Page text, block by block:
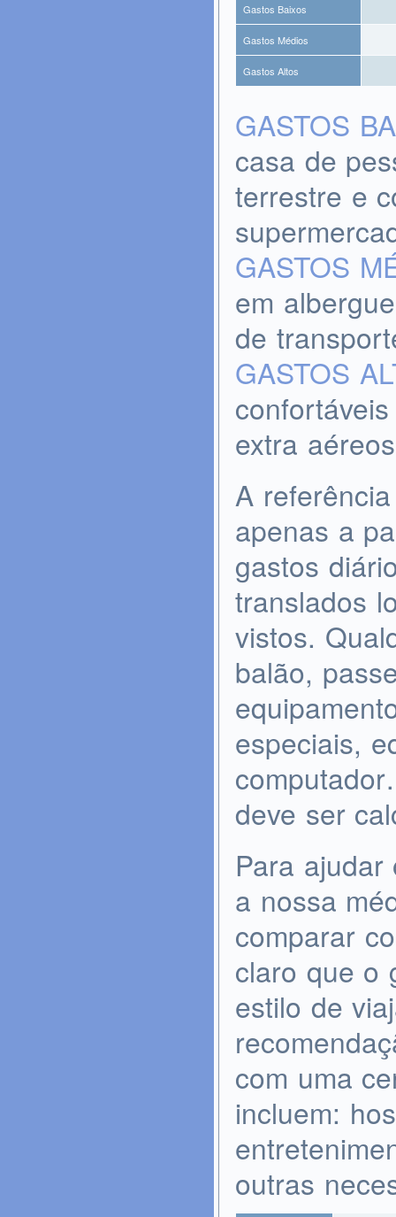
Gastos Baixos
Gastos Médios
Gastos Altos
GASTOS
casa de
terrestre e
GASTOS
em
de
GASTOS
extra
A
apenas a
gastos
translados
vistos.
balão,
especiais,
deve ser
Para
a nossa
comparar
claro que o
estilo de
com uma
incluem:
outras